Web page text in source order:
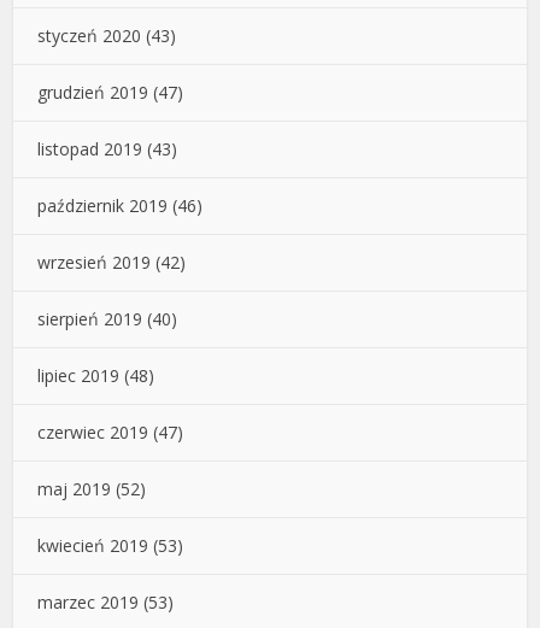
styczeń 2020 (43)
grudzień 2019 (47)
listopad 2019 (43)
październik 2019 (46)
wrzesień 2019 (42)
sierpień 2019 (40)
lipiec 2019 (48)
czerwiec 2019 (47)
maj 2019 (52)
kwiecień 2019 (53)
marzec 2019 (53)